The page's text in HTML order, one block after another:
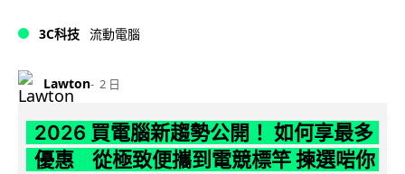
3C科技 流動電腦
Lawton 2 日
2026 買電腦新趨勢公開！ 如何享最多
優惠 從極致便攜到電競標竿 揀選啱你